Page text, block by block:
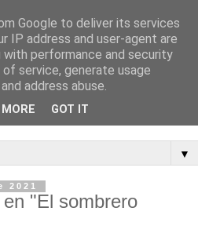
de Calañas
▼
2021
"El sombrero
Google to deliver its services
IP address and user-agent are
with performance and security
service, generate usage
address abuse.
GOT IT